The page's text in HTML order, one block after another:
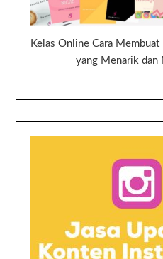
Kelas Online Cara
yang Menarik dan